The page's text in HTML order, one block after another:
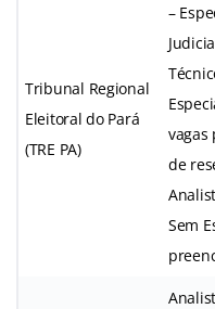
Tribunal Regional
Eleitoral do Pará
(TRE PA)
–
vagas
de
Sem